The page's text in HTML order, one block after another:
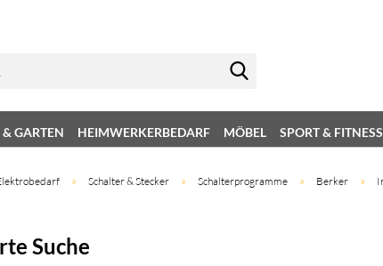
GARTEN HEIMWERKERBEDARF MÖBEL SPORT & FITNESS
» Schalter & Stecker » Schalterprogramme » Berker »
Suche